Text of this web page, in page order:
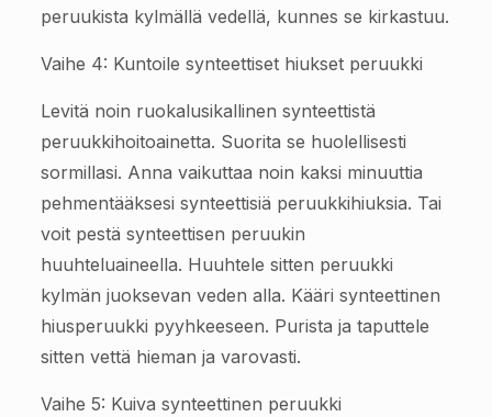
peruukista kylmällä vedellä, kunnes se kirkastuu.
Vaihe 4: Kuntoile synteettiset hiukset peruukki
Levitä noin ruokalusikallinen synteettistä
peruukkihoitoainetta. Suorita se huolellisesti
sormillasi. Anna vaikuttaa noin kaksi minuuttia
pehmentääksesi synteettisiä peruukkihiuksia. Tai
voit pestä synteettisen peruukin
huuhteluaineella. Huuhtele sitten peruukki
kylmän juoksevan veden alla. Kääri synteettinen
hiusperuukki pyyhkeeseen. Purista ja taputtele
sitten vettä hieman ja varovasti.
Vaihe 5: Kuiva synteettinen peruukki